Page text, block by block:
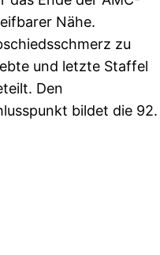
Nähe.
zu
und letzte Staffel
Den
bildet die 92.